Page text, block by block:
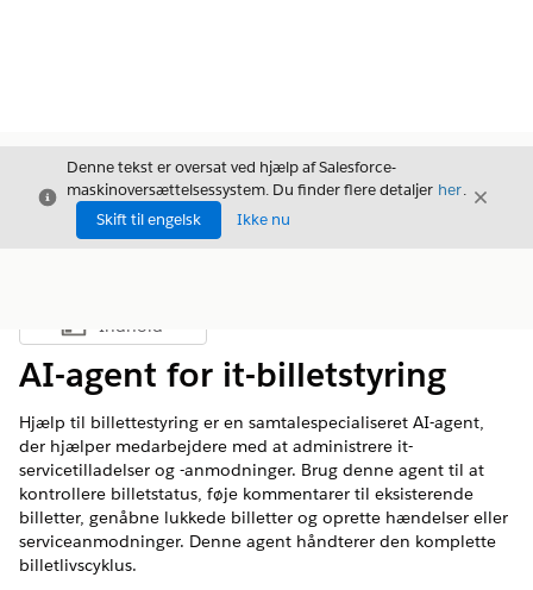
Luk
Denne tekst er oversat ved hjælp af Salesforce-
maskinoversættelsessystem. Du finder flere detaljer her.
Skift til engelsk
Ikke nu
Luk
Vis indholdsfortegnelse
Indhold
AI-agent for it-billetstyring
Hjælp til billettestyring er en samtalespecialiseret AI-agent,
der hjælper medarbejdere med at administrere it-
servicetilladelser og -anmodninger. Brug denne agent til at
kontrollere billetstatus, føje kommentarer til eksisterende
billetter, genåbne lukkede billetter og oprette hændelser eller
serviceanmodninger. Denne agent håndterer den komplette
billetlivscyklus.